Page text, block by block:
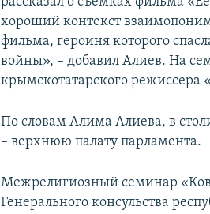
хороший контекст
фильма, героиня которого
войны», – добавил Алиев. На
крымскотатарского режиссера
По словам Алима Алиева, в
– верхнюю палату парламента.
Межрелигиозный семинар
Генерального консульства